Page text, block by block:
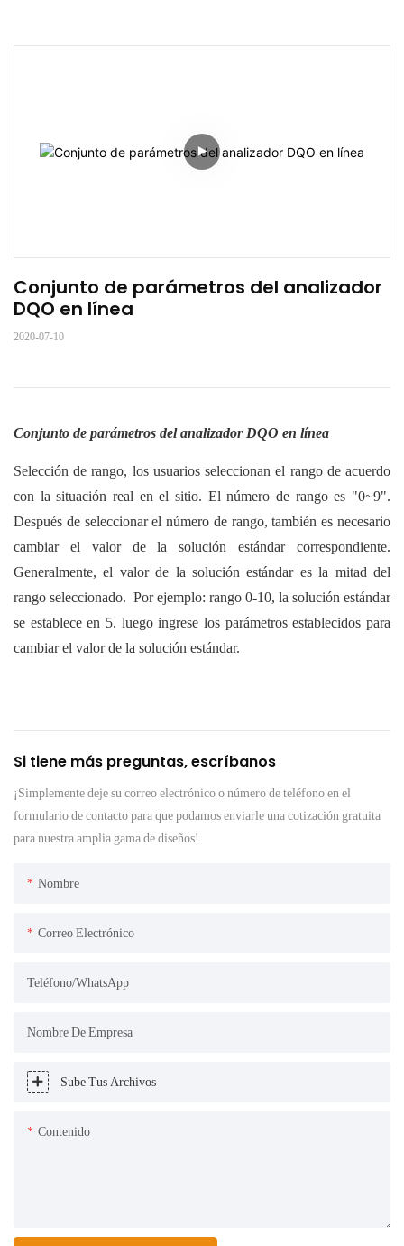
Conjunto de parámetros del analizador
DQO en línea
2020-07-10
Conjunto de parámetros del analizador DQO en línea
Selección de rango, los usuarios seleccionan el rango de acuerdo
con la situación real en el sitio. El número de rango es "0~9".
Después de seleccionar el número de rango, también es necesario
cambiar el valor de la solución estándar correspondiente.
Generalmente, el valor de la solución estándar es la mitad del
rango seleccionado. Por ejemplo: rango 0-10, la solución estándar
se establece en 5. luego ingrese los parámetros establecidos para
cambiar el valor de la solución estándar.
Si tiene más preguntas, escríbanos
¡Simplemente deje su correo electrónico o número de teléfono en el
formulario de contacto para que podamos enviarle una cotización gratuita
para nuestra amplia gama de diseños!
Nombre
Correo Electrónico
Teléfono/WhatsApp
Nombre De Empresa
Sube Tus Archivos
Contenido